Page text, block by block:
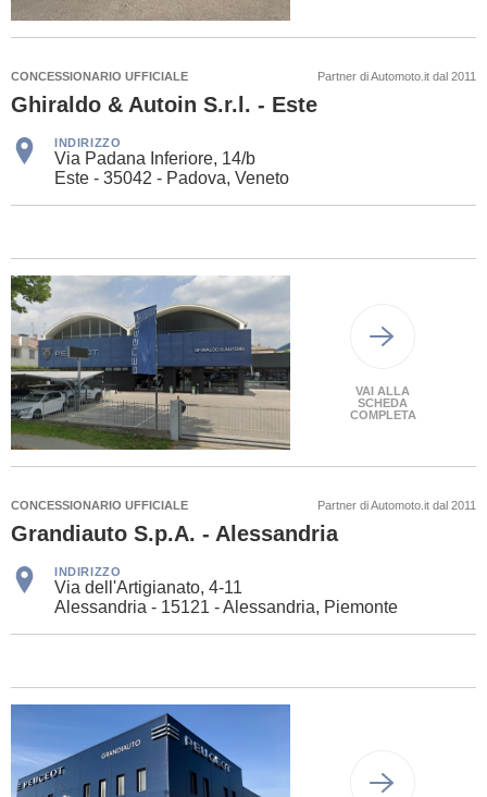
CONCESSIONARIO UFFICIALE Partner di Automoto.it dal 2011
Ghiraldo & Autoin S.r.l. - Este
INDIRIZZO
Via Padana Inferiore, 14/b
Este - 35042 - Padova, Veneto
VAI ALLA
SCHEDA
COMPLETA
CONCESSIONARIO UFFICIALE Partner di Automoto.it dal 2011
Grandiauto S.p.A. - Alessandria
INDIRIZZO
Via dell'Artigianato, 4-11
Alessandria - 15121 - Alessandria, Piemonte